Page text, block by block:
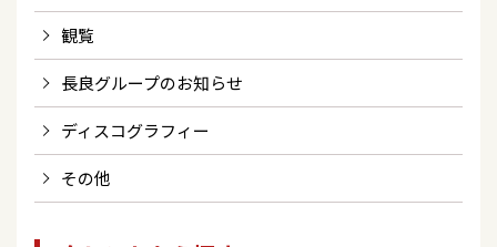
観覧
長良グループのお知らせ
ディスコグラフィー
その他